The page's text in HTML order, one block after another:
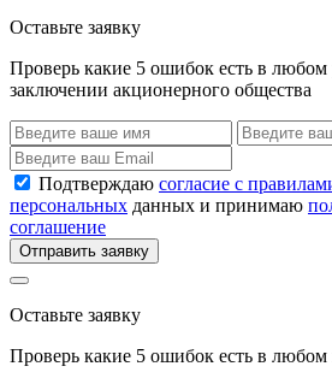
Оставьте заявку
Проверь какие 5 ошибок есть в
заключении акционерного общества
Подтверждаю согласие с
персональных данных и принимаю
соглашение
Отправить заявку
Оставьте заявку
Проверь какие 5 ошибок есть в любом